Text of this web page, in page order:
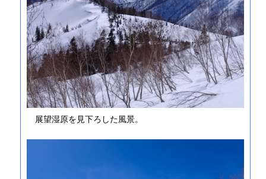
展望湿原を見下ろした風景。